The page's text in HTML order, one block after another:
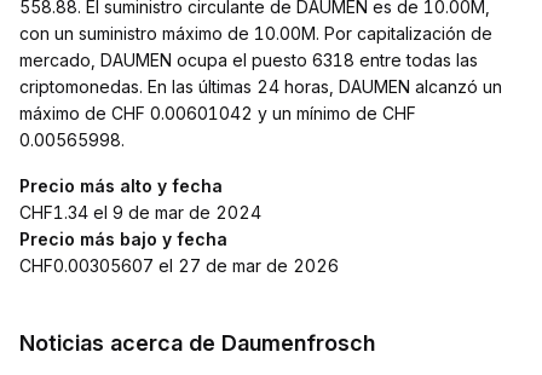
558.88. El suministro circulante de DAUMEN es de 10.00M,
con un suministro máximo de 10.00M. Por capitalización de
mercado, DAUMEN ocupa el puesto 6318 entre todas las
criptomonedas. En las últimas 24 horas, DAUMEN alcanzó un
máximo de CHF 0.00601042 y un mínimo de CHF
0.00565998.
Precio más alto y fecha
CHF1.34 el 9 de mar de 2024
Precio más bajo y fecha
CHF0.00305607 el 27 de mar de 2026
Noticias acerca de Daumenfrosch